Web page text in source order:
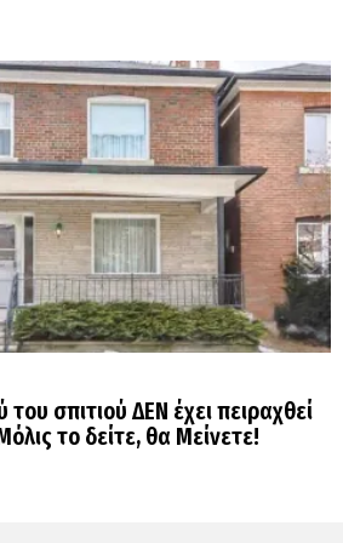
σπιτιού ΔΕΝ έχει πειραχθεί
το δείτε, θα Μείνετε!